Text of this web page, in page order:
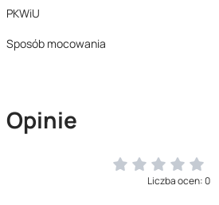
PKWiU
Sposób mocowania
Opinie
Liczba ocen: 0